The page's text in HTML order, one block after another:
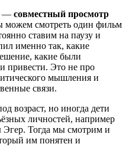
— совместный просмотр
можем смотреть один фильм
ставим на паузу и
именно так, какие
какие были
привести. Это не про
мышления и
связи.
возраст, но иногда дети
личностей, например
Тогда мы смотрим и
им понятен и